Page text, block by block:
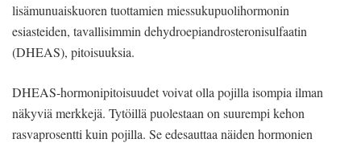
lisämunuaiskuoren tuottamien miessukupuolihormonin
esiasteiden, tavallisimmin dehydroepiandrosteronisulfaatin
(DHEAS), pitoisuuksia.
DHEAS-hormonipitoisuudet voivat olla pojilla isompia ilman
näkyviä merkkejä. Tytöillä puolestaan on suurempi kehon
rasvaprosentti kuin pojilla. Se edesauttaa näiden hormonien